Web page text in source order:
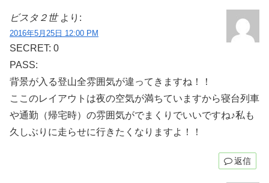
ビスタ２世 より:
2016年5月25日 12:00 PM
SECRET: 0
PASS:
背景が入る登山全雰囲気が違ってきますね！！
ここのレイアウトは夜の空気が満ちていますから寝台列車
や通勤（帰宅時）の雰囲気がでまくりでいいですね♪私も
久しぶりに走らせに行きたくなりますよ！！
返信